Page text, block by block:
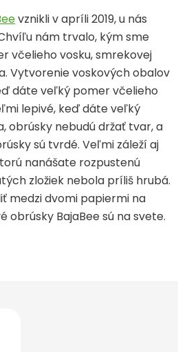
vznikli v apríli 2019, u nás
nám trvalo, kým sme
včelieho vosku, smrekovej
Vytvorenie voskových obalov
dáte veľký pomer včelieho
lepivé, keď dáte veľký
obrúsky nebudú držať tvar, a
sú tvrdé. Veľmi záleží aj
nanášate rozpustenú
zložiek nebola príliš hrubá.
medzi dvomi papiermi na
obrúsky BajaBee sú na svete.